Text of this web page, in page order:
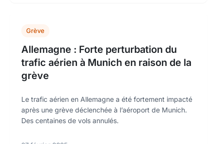
Grève
Allemagne : Forte perturbation du
trafic aérien à Munich en raison de la
grève
Le trafic aérien en Allemagne a été fortement impacté
après une grève déclenchée à l’aéroport de Munich.
Des centaines de vols annulés.